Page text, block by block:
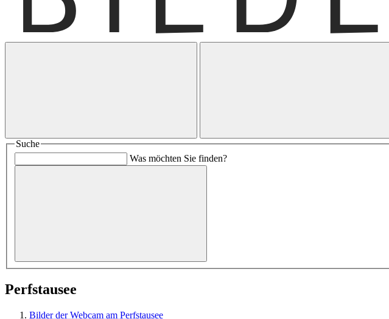
Suche
Was möchten Sie finden?
Perfstausee
Bilder der Webcam am Perfstausee